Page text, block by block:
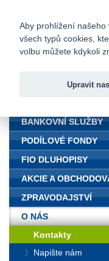
Fio
BANKOVNÍ SLUŽBY
PODÍLOVÉ FONDY
FIO DLUHOPISY
AKCIE A
ZPRAVODAJSTVÍ
O NÁS
Kontakty
Napište nám
Aby prohlížení
všech typů cookies,
volbu můžete kdykoli
Upravit